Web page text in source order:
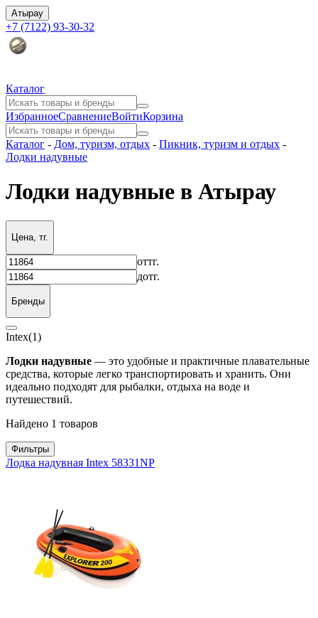
Атырау
+7 (7122) 93-30-32
Каталог
ИзбранноеСравнениеВойтиКорзина
Каталог - Дом, туризм, отдых - Пикник, туризм и отдых -
Лодки надувные
Лодки надувные в Атырау
Цена, тг.
оттг.
дотг.
Бренды
Intex(1)
Лодки надувные — это удобные и практичные плавательные
средства, которые легко транспортировать и хранить. Они
идеально подходят для рыбалки, отдыха на воде и
путешествий.
Найдено 1 товаров
Фильтры
Лодка надувная Intex 58331NP